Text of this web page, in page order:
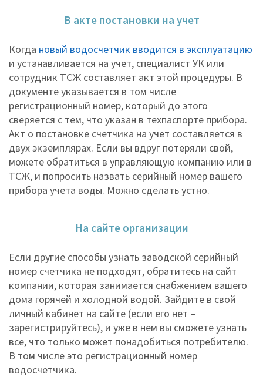
В акте постановки на учет
Когда новый водосчетчик вводится в эксплуатацию
и устанавливается на учет, специалист УК или
сотрудник ТСЖ составляет акт этой процедуры. В
документе указывается в том числе
регистрационный номер, который до этого
сверяется с тем, что указан в техпаспорте прибора.
Акт о постановке счетчика на учет составляется в
двух экземплярах. Если вы вдруг потеряли свой,
можете обратиться в управляющую компанию или в
ТСЖ, и попросить назвать серийный номер вашего
прибора учета воды. Можно сделать устно.
На сайте организации
Если другие способы узнать заводской серийный
номер счетчика не подходят, обратитесь на сайт
компании, которая занимается снабжением вашего
дома горячей и холодной водой. Зайдите в свой
личный кабинет на сайте (если его нет –
зарегистрируйтесь), и уже в нем вы сможете узнать
все, что только может понадобиться потребителю.
В том числе это регистрационный номер
водосчетчика.